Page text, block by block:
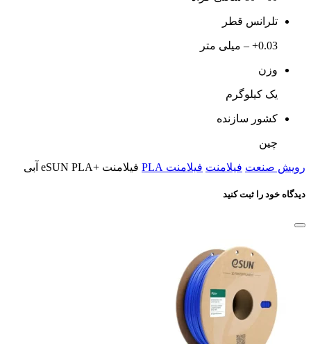
تلرانس قطر
0.03+ – میلی متر
وزن
یک کیلوگرم
کشور سازنده
چین
رویش صنعت فیلامنت فیلامنت PLA فیلامنت +eSUN PLA آبی
دیدگاه خود را ثبت کنید